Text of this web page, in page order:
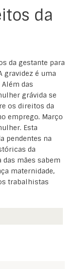
da
da gestante para
gravidez é uma
das
grávida se
os direitos da
emprego. Março
Esta
pendentes na
da
mães sabem
maternidade,
trabalhistas